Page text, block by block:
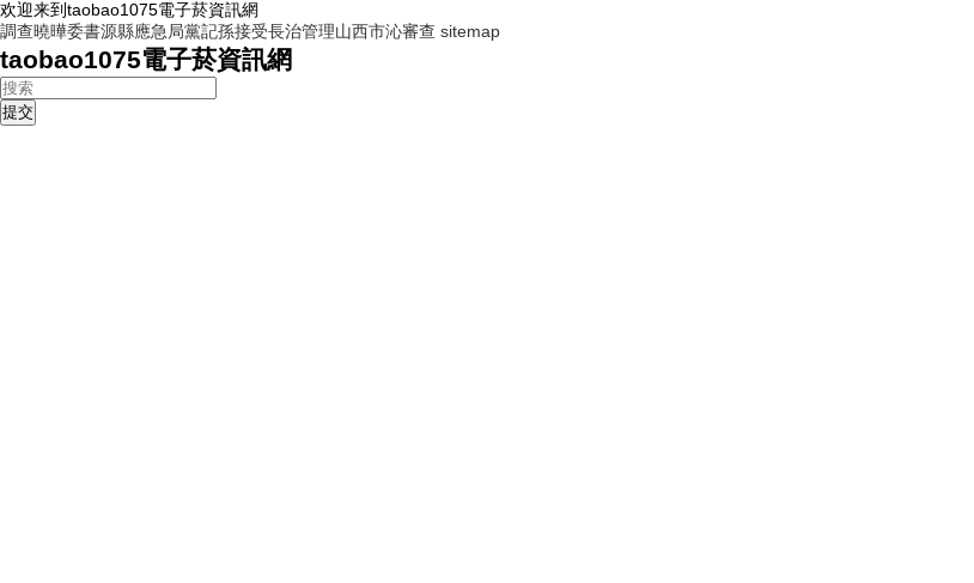
欢迎来到taobao1075電子菸資訊網
調查曉曄委書源縣應急局黨記孫接受長治管理山西市沁審查 sitemap
taobao1075電子菸資訊網